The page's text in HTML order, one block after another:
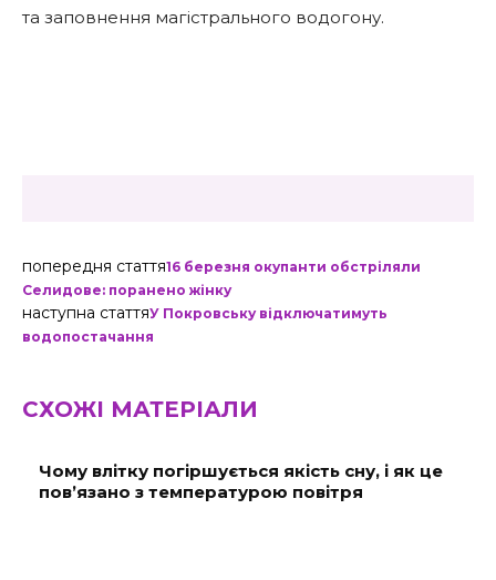
та заповнення магістрального водогону.
попередня стаття16 березня окупанти обстріляли
Селидове: поранено жінку
наступна статтяУ Покровську відключатимуть
водопостачання
СХОЖІ МАТЕРІАЛИ
Чому влітку погіршується якість сну, і як це
пов’язано з температурою повітря